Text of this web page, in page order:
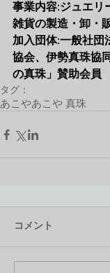
事業内容:ジュエリ
雑貨の製造・卸・
加入団体:一般社団
協会、伊勢真珠協
の真珠」賛助会員
タグ：
あこやあこや 真珠
コメント